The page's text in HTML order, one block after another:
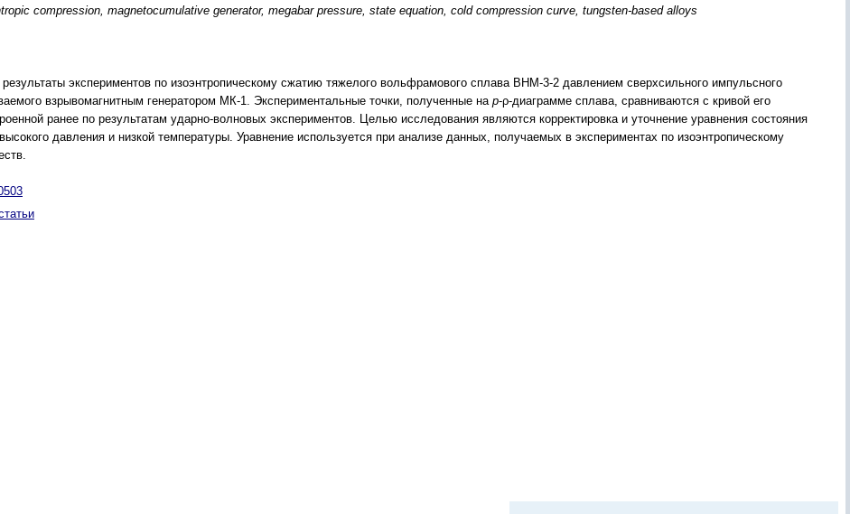
compression, magnetocumulative generator, megabar pressure, state equation, cold compression curve, tungsten-based alloys
экспериментов по изоэнтропическому сжатию тяжелого вольфрамового сплава ВНМ-3-2 давлением сверхсильного импульсного
взрывомагнитным генератором МК-1. Экспериментальные точки, полученные на p-ρ-диаграмме сплава, сравниваются с кривой его
ранее по результатам ударно-волновых экспериментов. Целью исследования являются корректировка и уточнение уравнения состояния
давления и низкой температуры. Уравнение используется при анализе данных, получаемых в экспериментах по изоэнтропическому